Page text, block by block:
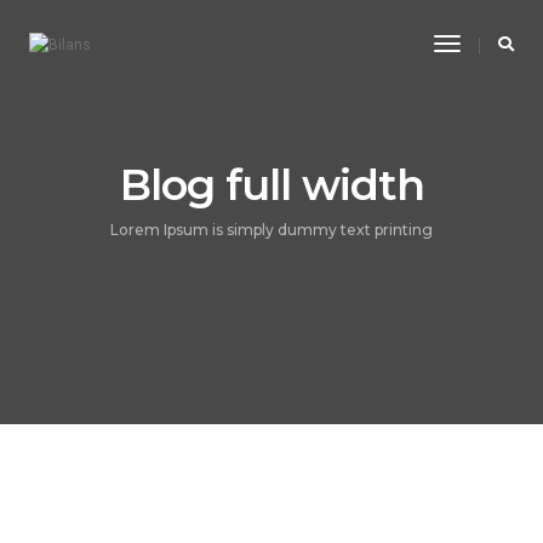
Toggle
Blog full width
Lorem Ipsum is simply dummy text printing